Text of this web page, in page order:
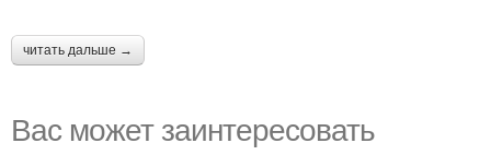
читать дальше →
Вас может заинтересовать